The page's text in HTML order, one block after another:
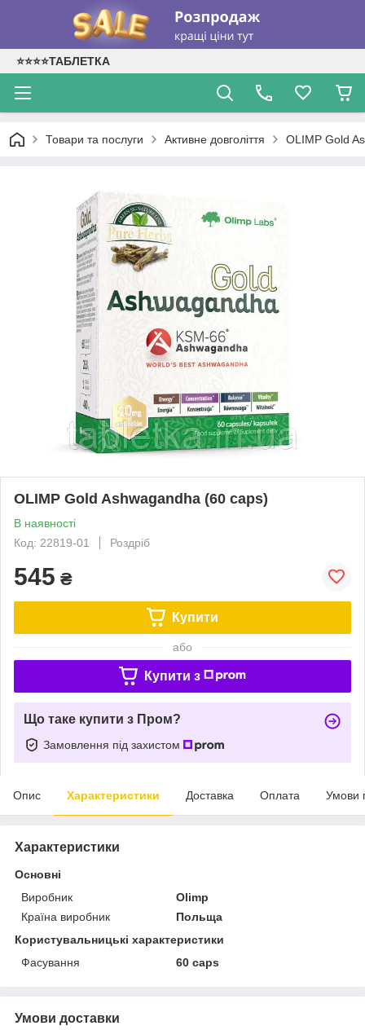
⭐⭐⭐⭐ТАБЛЕТКА
Товари та послуги Активне довголіття OLIMP Gold
OLIMP Gold Ashwagandha (60 caps)
В наявності
Код: 22819-01
Роздріб
545 ₴
Купити
або
Купити з
Що таке купити з Пром?
Замовлення під захистом
Опис Характеристики Доставка Оплата Умови
Характеристики
Основні
Виробник
Olimp
Країна виробник
Польща
Користувальницькі характеристики
Фасування
60 caps
Умови доставки